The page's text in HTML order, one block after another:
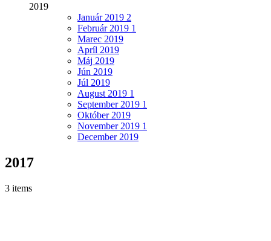
2019
Január2019 2
Február2019 1
Marec 2019
Apríl 2019
Máj 2019
Jún 2019
Júl 2019
August 2019 1
September2019 1
Október2019
November2019 1
December2019
2017
3 items